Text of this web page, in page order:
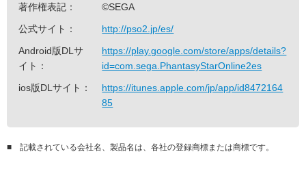
著作権表記：
©SEGA
公式サイト：
http://pso2.jp/es/
Android版DLサ
イト：
https://play.google.com/store/apps/details?
id=com.sega.PhantasyStarOnline2es
ios版DLサイト：
https://itunes.apple.com/jp/app/id8472164
85
■ 記載されている会社名、製品名は、各社の登録商標または商標です。